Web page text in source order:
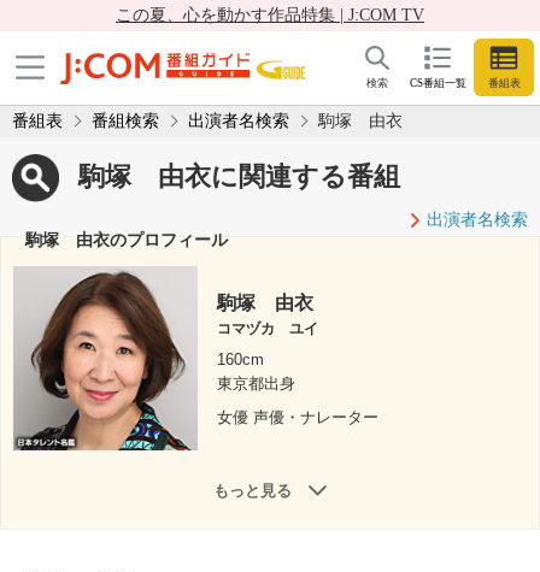
この夏、心を動かす作品特集 | J:COM TV
CS番組一覧 番組表
検索
番組表 番組検索 出演者名検索 駒塚 由衣
駒塚 由衣に関連する番組
出演者名検索
駒塚 由衣のプロフィール
駒塚 由衣
コマヅカ ユイ
160cm
東京都出身
女優 声優・ナレーター
もっと見る